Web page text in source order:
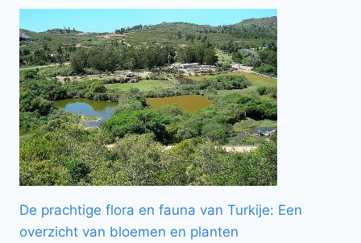
De prachtige flora en fauna van Turkije: Een
overzicht van bloemen en planten